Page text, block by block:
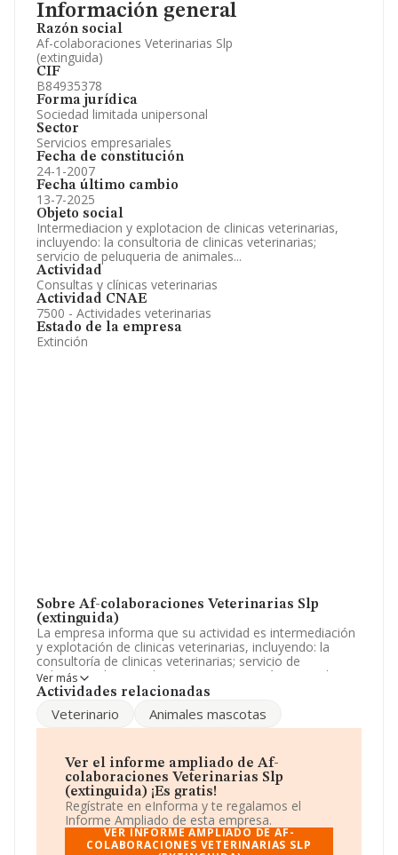
Información general
Razón social
Af-colaboraciones Veterinarias Slp
(extinguida)
CIF
B84935378
Forma jurídica
Sociedad limitada unipersonal
Sector
Servicios empresariales
Fecha de constitución
24-1-2007
Fecha último cambio
13-7-2025
Objeto social
Intermediacion y explotacion de clinicas veterinarias,
incluyendo: la consultoria de clinicas veterinarias;
servicio de peluqueria de animales...
Actividad
Consultas y clínicas veterinarias
Actividad CNAE
7500 - Actividades veterinarias
Estado de la empresa
Extinción
Sobre Af-colaboraciones Veterinarias Slp
(extinguida)
La empresa informa que su actividad es intermediación
y explotación de clinicas veterinarias, incluyendo: la
consultoría de clinicas veterinarias; servicio de
peluqueria de animales.. La empresa está registrada
como Sociedad Limitada. La actividad de referencia
Código es 7500. La compañía no tiene actividad en
mercados exteriores.
El número de empleados ha disminuido un 20% y según
los datos a disposición de INFORMA, ha tenido un
número de empleados por debajo de la media de
sector.
Para llamar las oficinas se puede hacer a través del
número 913739022 y su email es
Ver más
Actividades relacionadas
Veterinario Animales mascotas
Ver el informe ampliado de Af-
colaboraciones Veterinarias Slp
(extinguida) ¡Es gratis!
Regístrate en eInforma y te regalamos el
Informe Ampliado de esta empresa.
VER INFORME AMPLIADO DE AF-
COLABORACIONES VETERINARIAS SLP
Artículos de prensa publicados sobre la empresa.
Información oficial y registral complementaria.